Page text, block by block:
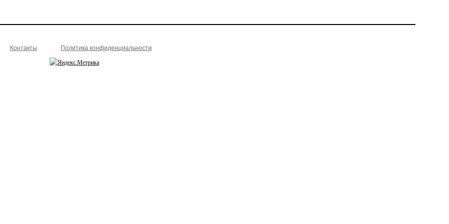
Контакты Политика конфиденциальности